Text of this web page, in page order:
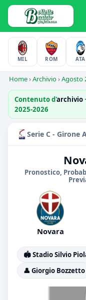
MIL ROM ATA
Home›Archivio›Agosto
Contenuto d'archivio
2025-2026
Serie C - Girone
Pronostico,
Novara
🏟️ Stadio Silvio
👤 Giorgio Bozzetto